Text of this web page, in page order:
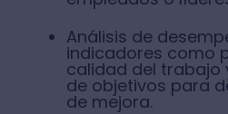
Análisis de
indicadores como
calidad del trabajo
de objetivos para
de mejora.